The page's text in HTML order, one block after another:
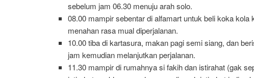
sebelum jam 06.30 menuju arah solo.
08.00 mampir sebentar di alfamart untuk beli koka kola
menahan rasa mual diperjalanan.
10.00 tiba di kartasura, makan pagi semi siang, dan
jam kemudian melanjutkan perjalanan.
11.30 mampir di rumahnya si fakih dan istirahat (gak